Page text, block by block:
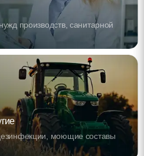
производств, санитарной
моющие составы